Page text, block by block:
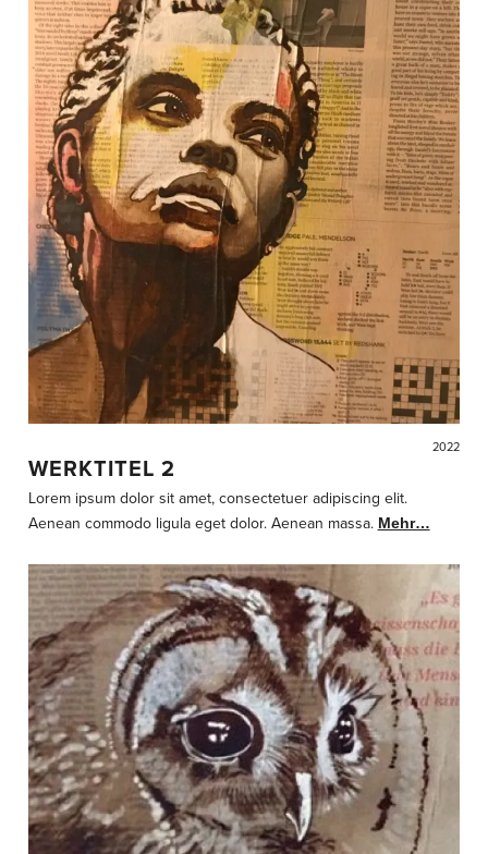
2022
WERKTITEL 2
Lorem ipsum dolor sit amet, consectetuer adipiscing elit.
Aenean commodo ligula eget dolor. Aenean massa. Mehr…